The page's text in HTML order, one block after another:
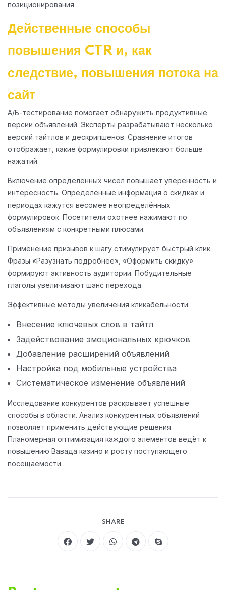
позиционирования.
Действенные способы
повышения CTR и, как
следствие, повышения потока на
сайт
А/Б-тестирование помогает обнаружить продуктивные
версии объявлений. Эксперты разрабатывают несколько
версий тайтлов и дескрипшенов. Сравнение итогов
отображает, какие формулировки привлекают больше
нажатий.
Включение определённых чисел повышает уверенность и
интересность. Определённые информация о скидках и
периодах кажутся весомее неопределённых
формулировок. Посетители охотнее нажимают по
объявлениям с конкретными плюсами.
Применение призывов к шагу стимулирует быстрый клик.
Фразы «Разузнать подробнее», «Оформить скидку»
формируют активность аудитории. Побудительные
глаголы увеличивают шанс перехода.
Эффективные методы увеличения кликабельности:
Внесение ключевых слов в тайтл
Задействование эмоциональных крючков
Добавление расширений объявлений
Настройка под мобильные устройства
Систематическое изменение объявлений
Исследование конкурентов раскрывает успешные
способы в области. Анализ конкурентных объявлений
позволяет применить действующие решения.
Планомерная оптимизация каждого элементов ведёт к
повышению Вавада казино и росту поступающего
посещаемости.
SHARE